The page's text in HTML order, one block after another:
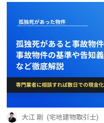
相談内容で探す
空き家
再建築不可
借地
不動産コラム
不動産売却
共有持分
大江 剛 (宅地建物取引士)